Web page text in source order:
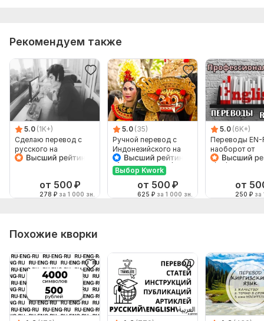
Рекомендуем также
5.0 (1K+)
Сделаю перевод с
русского на
английский и
от 500 ₽
278 ₽ за 1 000 зн.
5.0 (35)
Ручной перевод с
Индонезийского на
Русский и наоборот
Выбор Kwork
от 500 ₽
625 ₽ за 1 000 зн.
5.0 (6K+)
Переводы EN-
наоборот от
от
250 ₽ за
Похожие кворки